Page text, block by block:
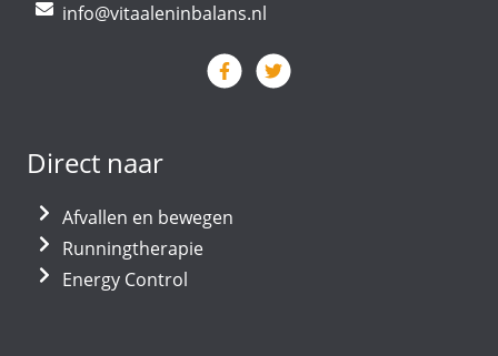
info@vitaaleninbalans.nl
Direct naar
Afvallen en bewegen
Runningtherapie
Energy Control